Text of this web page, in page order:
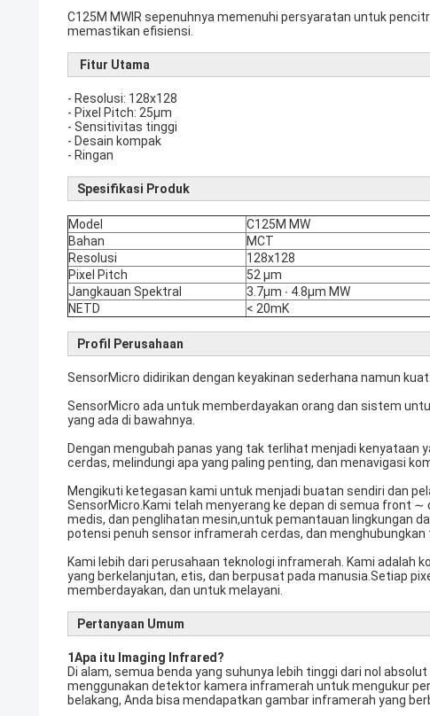
C125M MWIR sepenuhnya memenuhi persyaratan untuk
memastikan efisiensi.
Fitur Utama
- Resolusi: 128x128
- Pixel Pitch: 25μm
- Sensitivitas tinggi
- Desain kompak
- Ringan
Spesifikasi Produk
Model
C125M MW
Bahan
MCT
Resolusi
128x128
Pixel Pitch
52 μm
Jangkauan Spektral
3.7μm ∙ 4.8μm MW
NETD
< 20mK
Profil Perusahaan
SensorMicro didirikan dengan keyakinan sederhana namun
SensorMicro ada untuk memberdayakan orang dan sistem
yang ada di bawahnya.
Dengan mengubah panas yang tak terlihat menjadi
cerdas, melindungi apa yang paling penting, dan menavigasi
Mengikuti ketegasan kami untuk menjadi buatan sendiri dan
SensorMicro.Kami telah menyerang ke depan di semua front
medis, dan penglihatan mesin,untuk pemantauan lingkungan
potensi penuh sensor inframerah cerdas, dan menghubungkan
Kami lebih dari perusahaan teknologi inframerah. Kami
yang berkelanjutan, etis, dan berpusat pada manusia.Setiap
memberdayakan, dan untuk melayani.
Pertanyaan Umum
1Apa itu Imaging Infrared?
Di alam, semua benda yang suhunya lebih tinggi dari nol
menggunakan detektor kamera inframerah untuk mengukur
belakang, Anda bisa mendapatkan gambar inframerah yang